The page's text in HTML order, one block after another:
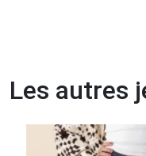
Les autres